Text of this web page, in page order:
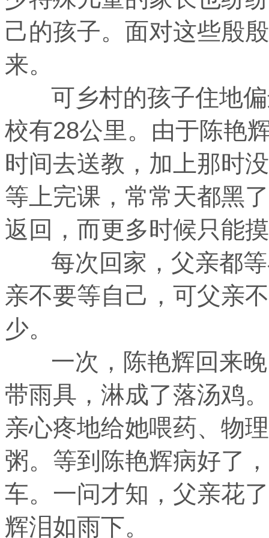
己的孩子。面对这些殷
来。
可乡村的孩子住地偏
校有28公里。由于陈艳
时间去送教，加上那时
等上完课，常常天都黑
返回，而更多时候只能
每次回家，父亲都等
亲不要等自己，可父亲
少。
一次，陈艳辉回来晚
带雨具，淋成了落汤鸡
亲心疼地给她喂药、物
粥。等到陈艳辉病好了
车。一问才知，父亲花
辉泪如雨下。